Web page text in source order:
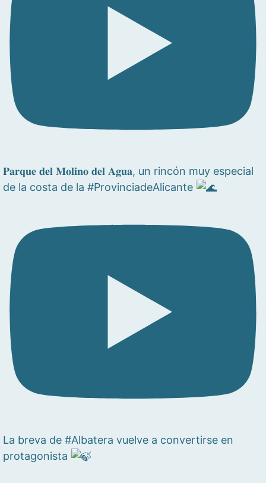
𝐏𝐚𝐫𝐪𝐮𝐞 𝐝𝐞𝐥 𝐌𝐨𝐥𝐢𝐧𝐨 𝐝𝐞𝐥 𝐀𝐠𝐮𝐚, un rincón muy especial
de la costa de la #ProvinciadeAlicante
La breva de #Albatera vuelve a convertirse en
protagonista